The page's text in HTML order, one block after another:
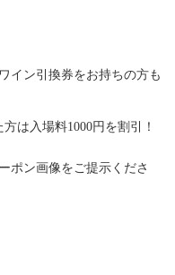
イン引換券をお持ちの方も
は入場料1000円を割引！
ポン画像をご提示くださ